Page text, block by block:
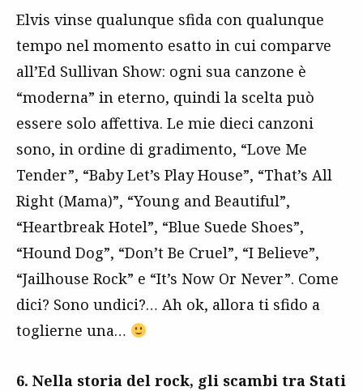
Elvis vinse qualunque sfida con qualunque
tempo nel momento esatto in cui comparve
all’Ed Sullivan Show: ogni sua canzone è
“moderna” in eterno, quindi la scelta può
essere solo affettiva. Le mie dieci canzoni
sono, in ordine di gradimento, “Love Me
Tender”, “Baby Let’s Play House”, “That’s All
Right (Mama)”, “Young and Beautiful”,
“Heartbreak Hotel”, “Blue Suede Shoes”,
“Hound Dog”, “Don’t Be Cruel”, “I Believe”,
“Jailhouse Rock” e “It’s Now Or Never”. Come
dici? Sono undici?… Ah ok, allora ti sfido a
toglierne una…
6. Nella storia del rock, gli scambi tra Stati